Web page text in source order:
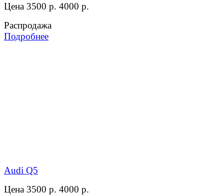
Цена 3500 р. 4000 р.
Распродажа
Подробнее
Audi Q5
Цена 3500 р. 4000 р.